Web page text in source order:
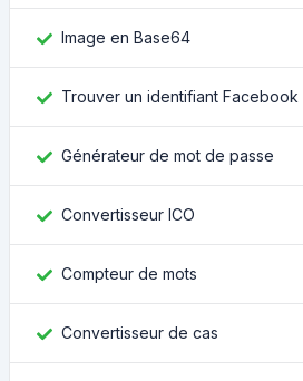
Image en Base64
Trouver un identifiant Facebook
Générateur de mot de passe
Convertisseur ICO
Compteur de mots
Convertisseur de cas